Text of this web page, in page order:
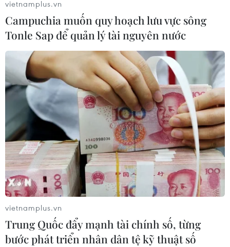
10/08/2026 15:26
Intel phát hành 15 tỷ USD cổ phiếu để
mở rộng năng lực sản xuất chip AI
10/08/2026 14:46
Airbus và Boeing chạy đua tăng sản
lượng máy bay
10/08/2026 13:38
Các ETF bitcoin ghi nhận tuần hút
vốn mạnh nhất kể từ tháng 4/2026
10/08/2026 13:38
vietnamplus.vn
Campuchia muốn quy hoạch lưu vực sông
Tonle Sap để quản lý tài nguyên nước
vietnamplus.vn
Trung Quốc đẩy mạnh tài chính số, từng
bước phát triển nhân dân tệ kỹ thuật số